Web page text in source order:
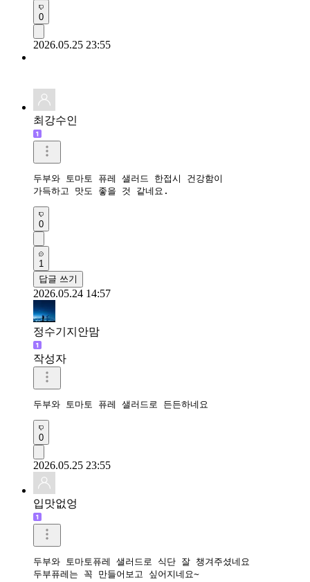
0
2026.05.25 23:55
최강수인
두부와 토마토 퓨레 샐러드 한접시 건강함이
가득하고 맛도 좋을 것 같네요.
0
1
답글 쓰기
2026.05.24 14:57
정수기지안맘
작성자
두부와 토마토 퓨레 샐러드로 든든하네요
0
2026.05.25 23:55
입맛없엉
두부와 토마토퓨레 샐러드로 식단 잘 챙겨주셨네요
두부퓨레는 꼭 만들어보고 싶어지네요~